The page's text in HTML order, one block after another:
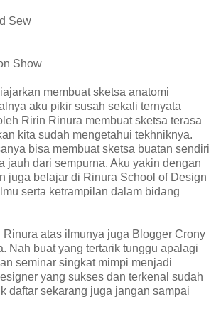
Sew
Show
membuat sketsa anatomi
aku pikir susah sekali ternyata
Ririn Rinura membuat sketsa terasa
kita sudah mengetahui tekhniknya.
bisa membuat sketsa buatan sendiri
jauh dari sempurna. Aku yakin dengan
juga belajar di Rinura School of Design
serta ketrampilan dalam bidang
Rinura atas ilmunya juga Blogger Crony
Nah buat yang tertarik tunggu apalagi
seminar singkat mimpi menjadi
yang sukses dan terkenal sudah
daftar sekarang juga jangan sampai